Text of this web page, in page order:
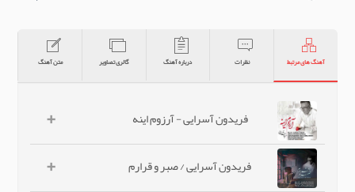
آهنگ های مرتبط نظرات درباره آهنگ گالری تصاویر متن آهنگ
فریدون آسرایی - آرزوم اینه +
فریدون آسرایی / صبر و قرارم +